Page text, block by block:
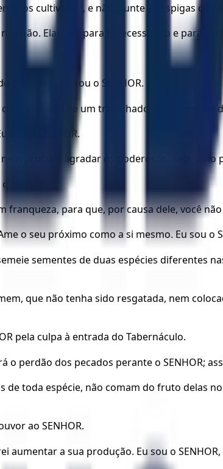
cultivados, e não ajunte as espigas que
chão. Elas são para o necessitado e para o
seu Deus. Eu sou o SENHOR.
o salário de um trabalhador pago por dia
sou o SENHOR.
procure agradar os poderosos. Seja justo
franqueza, para que, por causa dele, você
o seu próximo como a si mesmo. Eu sou o
sementes de duas espécies diferentes
que não tenha sido resgatada, nem
pela culpa à entrada do Tabernáculo.
o perdão dos pecados perante o SENHOR;
de toda espécie, não comam do fruto delas
ao SENHOR.
aumentar a sua produção. Eu sou o